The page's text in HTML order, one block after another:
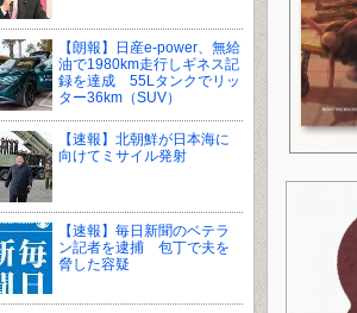
【朗報】日産e-power、無給
油で1980km走行しギネス記
録を達成 55Lタンクでリッ
ター36km（SUV）
【速報】北朝鮮が日本海に
向けてミサイル発射
【速報】毎日新聞のベテラ
ン記者を逮捕 包丁で夫を
脅した容疑